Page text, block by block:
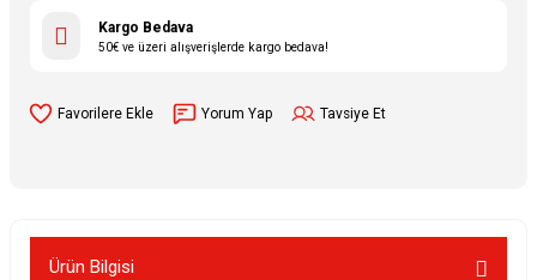
Kargo Bedava
50€ ve üzeri alışverişlerde kargo bedava!
Yorum Yap Tavsiye Et
Ürün Bilgisi